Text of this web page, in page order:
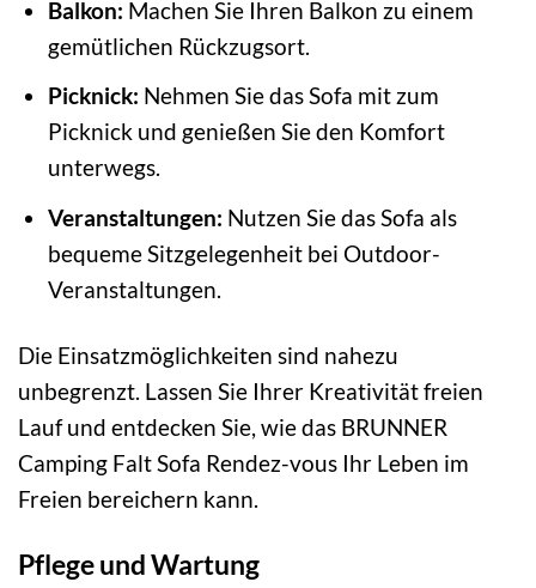
Balkon: Machen Sie Ihren Balkon zu einem
gemütlichen Rückzugsort.
Picknick: Nehmen Sie das Sofa mit zum
Picknick und genießen Sie den Komfort
unterwegs.
Veranstaltungen: Nutzen Sie das Sofa als
bequeme Sitzgelegenheit bei Outdoor-
Veranstaltungen.
Die Einsatzmöglichkeiten sind nahezu
unbegrenzt. Lassen Sie Ihrer Kreativität freien
Lauf und entdecken Sie, wie das BRUNNER
Camping Falt Sofa Rendez-vous Ihr Leben im
Freien bereichern kann.
Pflege und Wartung